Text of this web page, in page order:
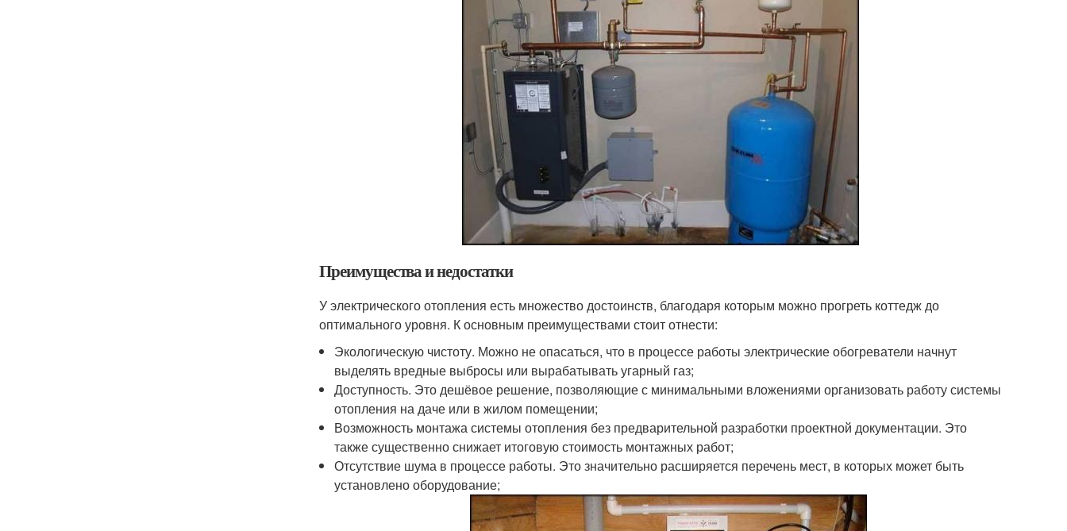
Преимущества и недостатки
У электрического отопления есть множество достоинств, благодаря которым можно прогреть коттедж до
оптимального уровня. К основным преимуществами стоит отнести:
Экологическую чистоту. Можно не опасаться, что в процессе работы электрические обогреватели начнут
выделять вредные выбросы или вырабатывать угарный газ;
Доступность. Это дешёвое решение, позволяющие с минимальными вложениями организовать работу системы
отопления на даче или в жилом помещении;
Возможность монтажа системы отопления без предварительной разработки проектной документации. Это
также существенно снижает итоговую стоимость монтажных работ;
Отсутствие шума в процессе работы. Это значительно расширяется перечень мест, в которых может быть
установлено оборудование;